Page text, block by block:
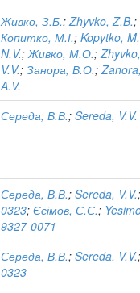
Живко, З.Б.;Zhyvko, Z.B.;
Копитко, М.І.; Kopytko,
N.V.;Живко, М.О.;
V.V.; Занора, В.О.;
A.V.
Середа, В.В.; Sereda, V.V.
Середа, В.В.; Sereda, V.V.;
0323; Єсімов, С.С.;
9327-0071
Середа, В.В.; Sereda, V.V.;
0323